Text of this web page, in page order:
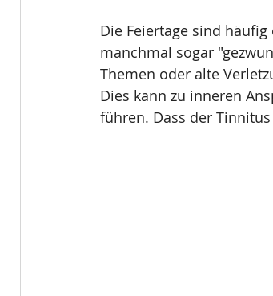
Die Feiertage sind
manchmal sogar
Themen oder alte
Dies kann zu inneren
führen. Dass der